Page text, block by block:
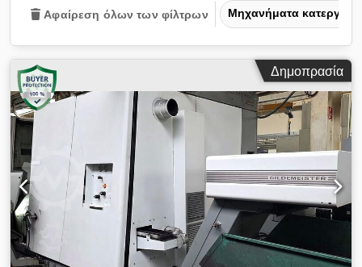
Αφαίρεση όλων των φίλτρων Μηχανήματα
Δημοπρασία